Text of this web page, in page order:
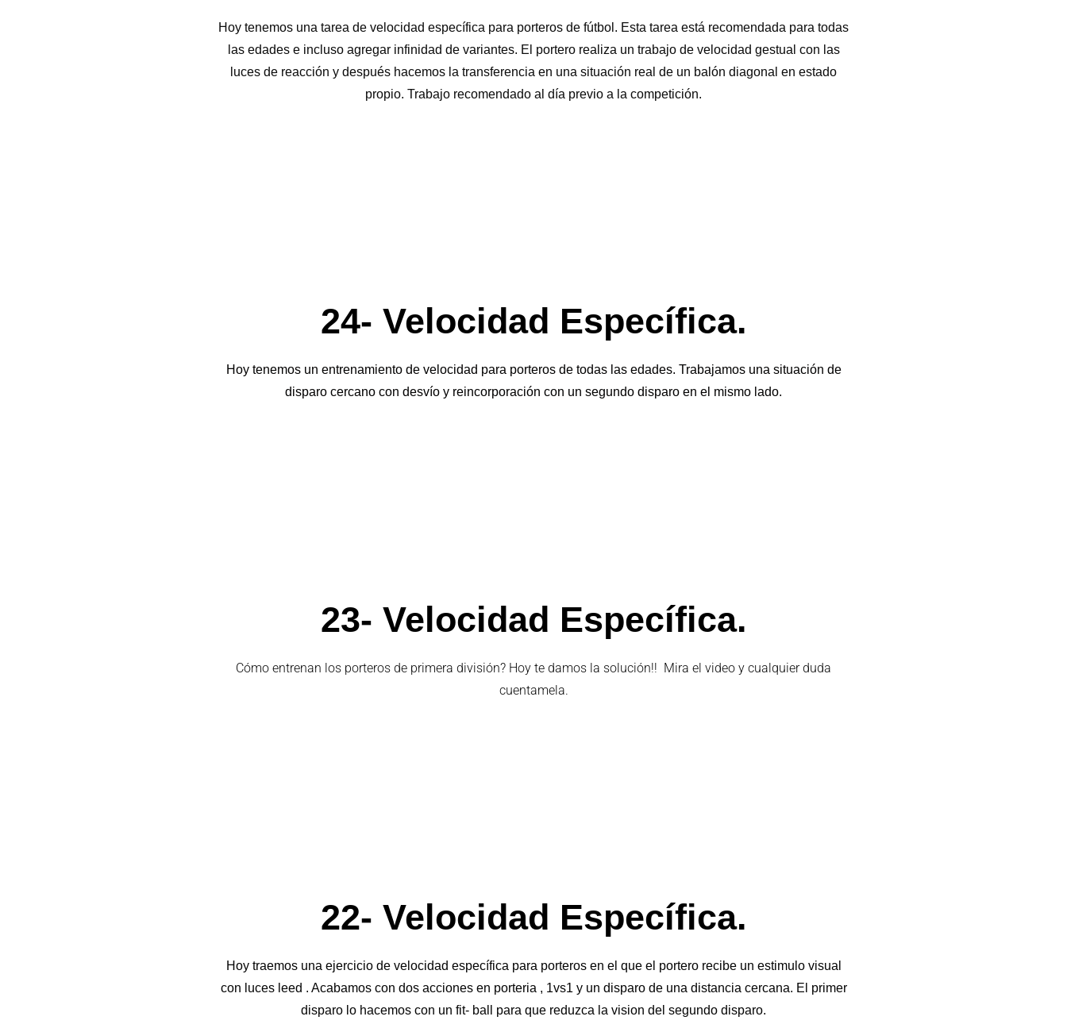
Hoy tenemos una tarea de velocidad específica para porteros de fútbol. Esta tarea está recomendada para todas
las edades e incluso agregar infinidad de variantes. El portero realiza un trabajo de velocidad gestual con las
luces de reacción y después hacemos la transferencia en una situación real de un balón diagonal en estado
propio. Trabajo recomendado al día previo a la competición.
24- Velocidad Específica.
Hoy tenemos un entrenamiento de velocidad para porteros de todas las edades. Trabajamos una situación de
disparo cercano con desvío y reincorporación con un segundo disparo en el mismo lado.
23- Velocidad Específica.
Cómo entrenan los porteros de primera división? Hoy te damos la solución!! Mira el video y cualquier duda
cuentamela.
22- Velocidad Específica.
Hoy traemos una ejercicio de velocidad específica para porteros en el que el portero recibe un estimulo visual
con luces leed . Acabamos con dos acciones en porteria , 1vs1 y un disparo de una distancia cercana. El primer
disparo lo hacemos con un fit- ball para que reduzca la vision del segundo disparo.